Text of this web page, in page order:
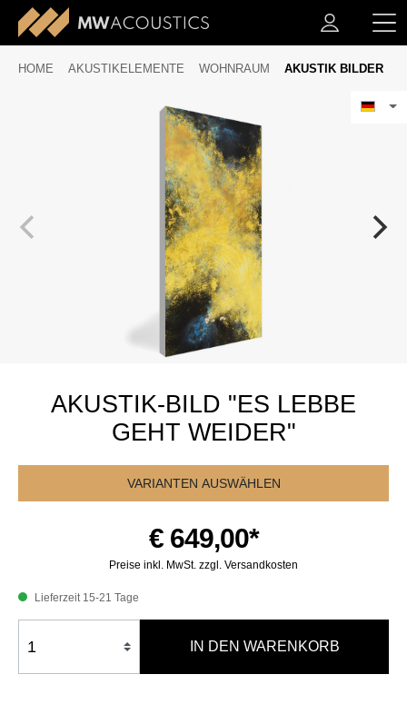
HOME AKUSTIKELEMENTE WOHNRAUM AKUSTIK BILDER
AKUSTIK-BILD "ES LEBBE
GEHT WEIDER"
VARIANTEN AUSWÄHLEN
€ 649,00*
Preise inkl. MwSt. zzgl. Versandkosten
Lieferzeit 15-21 Tage
IN DEN WARENKORB